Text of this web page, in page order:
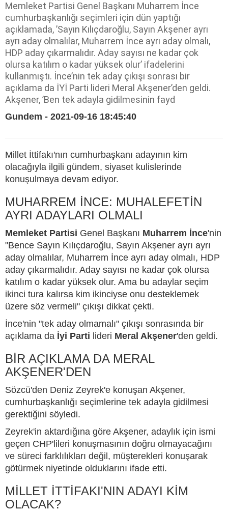
Memleket Partisi Genel Başkanı Muharrem İnce
cumhurbaşkanlığı seçimleri için dün yaptığı
açıklamada, ’Sayın Kılıçdaroğlu, Sayın Akşener ayrı
ayrı aday olmalılar, Muharrem İnce ayrı aday olmalı,
HDP aday çıkarmalıdır. Aday sayısı ne kadar çok
olursa katılım o kadar yüksek olur’ ifadelerini
kullanmıştı. İnce’nin tek aday çıkışı sonrası bir
açıklama da İYİ Parti lideri Meral Akşener’den geldi.
Akşener, ’Ben tek adayla gidilmesinin fayd
Gundem - 2021-09-16 18:45:40
Millet İttifakı'nın cumhurbaşkanı adayının kim
olacağıyla ilgili gündem, siyaset kulislerinde
konuşulmaya devam ediyor.
MUHARREM İNCE: MUHALEFETİN
AYRI ADAYLARI OLMALI
Memleket Partisi Genel Başkanı Muharrem İnce'nin
"Bence Sayın Kılıçdaroğlu, Sayın Akşener ayrı ayrı
aday olmalılar, Muharrem İnce ayrı aday olmalı, HDP
aday çıkarmalıdır. Aday sayısı ne kadar çok olursa
katılım o kadar yüksek olur. Ama bu adaylar seçim
ikinci tura kalırsa kim ikinciyse onu desteklemek
üzere söz vermeli" çıkışı dikkat çekti.
İnce'nin "tek aday olmamalı" çıkışı sonrasında bir
açıklama da İyi Parti lideri Meral Akşener'den geldi.
BİR AÇIKLAMA DA MERAL
AKŞENER'DEN
Sözcü'den Deniz Zeyrek'e konuşan Akşener,
cumhurbaşkanlığı seçimlerine tek adayla gidilmesi
gerektiğini söyledi.
Zeyrek'in aktardığına göre Akşener, adaylık için ismi
geçen CHP'lileri konuşmasının doğru olmayacağını
ve süreci farklılıkları değil, müşterekleri konuşarak
götürmek niyetinde olduklarını ifade etti.
MİLLET İTTİFAKI'NIN ADAYI KİM
OLACAK?